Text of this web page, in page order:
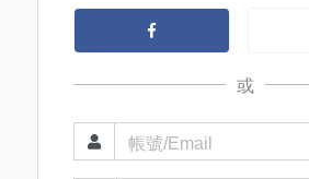
或
帳號/Email